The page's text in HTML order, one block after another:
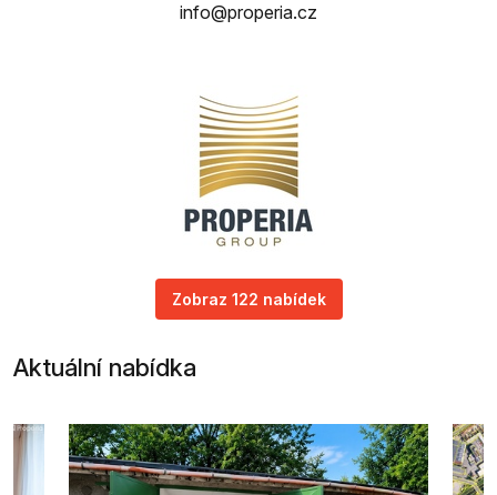
info@properia.cz
Zobraz 122 nabídek
Aktuální nabídka